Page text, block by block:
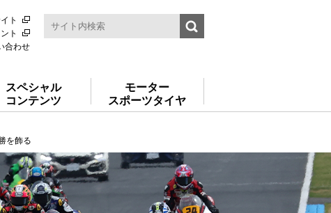
ト
ト
合わせ
スペシャル
コンテンツ
モーター
スポーツタイヤ
を飾る